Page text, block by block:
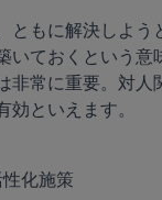
ともに解決しよう
いておくという意
非常に重要。対人
といえます。
化施策